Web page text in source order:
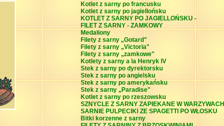
Kotlet z sarny po francusku
Kotlet z sarny po jagiellońsku
KOTLET Z SARNY PO JAGIELLOŃSKU -
FILET Z SARNY - ZAMKOWY
Medaliony
Filety z sarny „Gotard"
Filety z sarny „Victoria"
Filety z sarny „zamkowe"
Kotlety z sarny a la Henryk IV
Stek z sarny po dyrektorsku
Stek z sarny po angielsku
Stek z sarny po amerykańsku
Stek z sarny „Paradise"
Kotlet z sarny po rzeszowsku
SZNYCLE Z SARNY ZAPIEKANE W WARZYWACH
SARNIE PULPECIKI ZE SPAGETTI PO WŁOSKU
Bitki korzenne z sarny